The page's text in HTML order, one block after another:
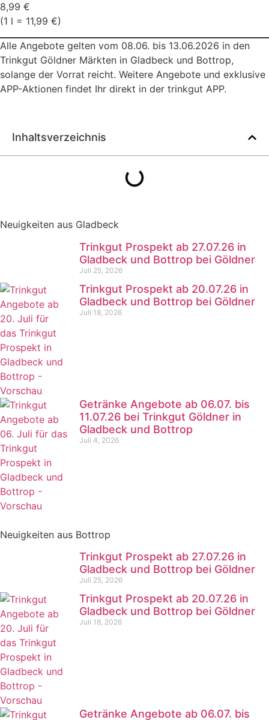
8,99 €
(1 l = 11,99 €)
Alle Angebote gelten vom 08.06. bis 13.06.2026 in den
Trinkgut Göldner Märkten in Gladbeck und Bottrop,
solange der Vorrat reicht. Weitere Angebote und exklusive
APP-Aktionen findet Ihr direkt in der trinkgut APP.
Inhaltsverzeichnis
Neuigkeiten aus Gladbeck
Trinkgut Prospekt ab 27.07.26 in
Gladbeck und Bottrop bei Göldner
Juli 25, 2026
Trinkgut Prospekt ab 20.07.26 in
Gladbeck und Bottrop bei Göldner
Juli 18, 2026
Getränke Angebote ab 06.07. bis
11.07.26 bei Trinkgut Göldner in
Gladbeck und Bottrop
Juli 4, 2026
Neuigkeiten aus Bottrop
Trinkgut Prospekt ab 27.07.26 in
Gladbeck und Bottrop bei Göldner
Juli 25, 2026
Trinkgut Prospekt ab 20.07.26 in
Gladbeck und Bottrop bei Göldner
Juli 18, 2026
Getränke Angebote ab 06.07. bis